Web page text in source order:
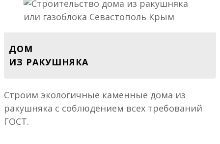
ДОМ
ИЗ РАКУШНЯКА
Строим экологичные каменные дома из
ракушняка с соблюдением всех требований
ГОСТ.